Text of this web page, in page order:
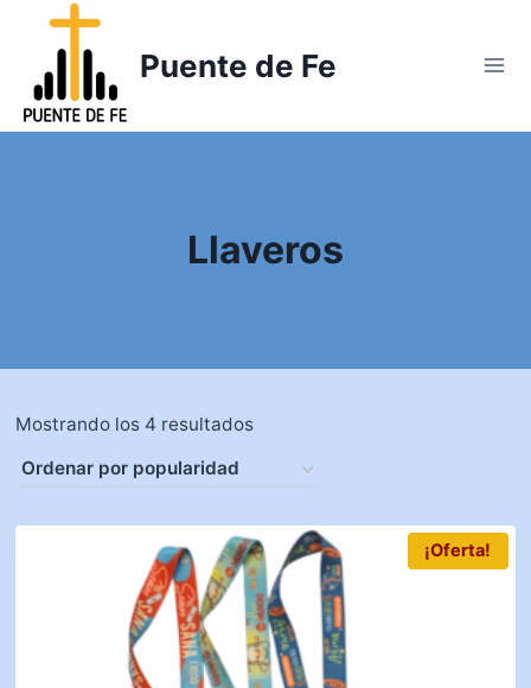
Saltar
contenido
Puente de Fe
Llaveros
Mostrando los 4 resultados
¡Oferta!